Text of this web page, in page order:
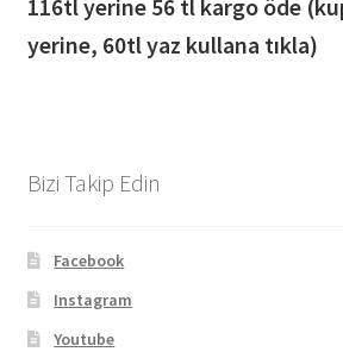
116tl yerine 56 tl kargo öde
yerine, 60tl yaz
Bizi Takip Edin
Facebook
Instagram
Youtube